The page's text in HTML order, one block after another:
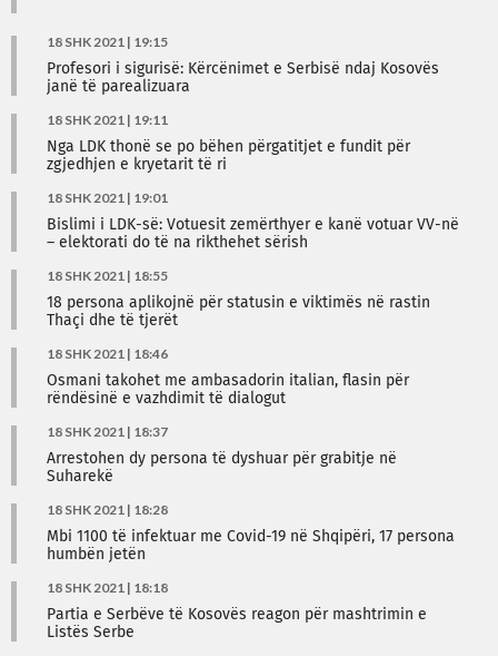
18 SHK 2021 | 19:15
Profesori i sigurisë: Kërcënimet e Serbisë ndaj Kosovës
janë të parealizuara
18 SHK 2021 | 19:11
Nga LDK thonë se po bëhen përgatitjet e fundit për
zgjedhjen e kryetarit të ri
18 SHK 2021 | 19:01
Bislimi i LDK-së: Votuesit zemërthyer e kanë votuar VV-në
– elektorati do të na rikthehet sërish
18 SHK 2021 | 18:55
18 persona aplikojnë për statusin e viktimës në rastin
Thaçi dhe të tjerët
18 SHK 2021 | 18:46
Osmani takohet me ambasadorin italian, flasin për
rëndësinë e vazhdimit të dialogut
18 SHK 2021 | 18:37
Arrestohen dy persona të dyshuar për grabitje në
Suharekë
18 SHK 2021 | 18:28
Mbi 1100 të infektuar me Covid-19 në Shqipëri, 17 persona
humbën jetën
18 SHK 2021 | 18:18
Partia e Serbëve të Kosovës reagon për mashtrimin e
Listës Serbe